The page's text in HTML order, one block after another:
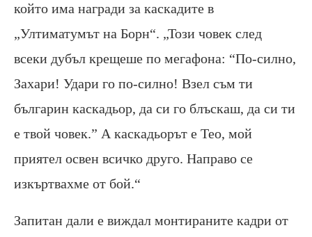
който има награди за каскадите в
„Ултиматумът на Борн“. „Този човек след
всеки дубъл крещеше по мегафона: “По-силно,
Захари! Удари го по-силно! Взел съм ти
българин каскадьор, да си го блъскаш, да си ти
е твой човек.” А каскадьорът е Тео, мой
приятел освен всичко друго. Направо се
изкъртвахме от бой.“
Запитан дали е виждал монтираните кадри от